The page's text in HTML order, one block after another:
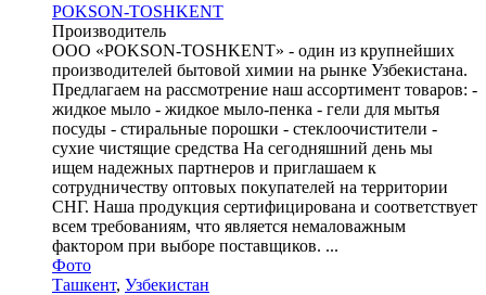
POKSON-TOSHKENT
Производитель
ООО «POKSON-TOSHKENT» - один из крупнейших
производителей бытовой химии на рынке Узбекистана.
Предлагаем на рассмотрение наш ассортимент товаров: -
жидкое мыло - жидкое мыло-пенка - гели для мытья
посуды - стиральные порошки - стеклоочистители -
сухие чистящие средства На сегодняшний день мы
ищем надежных партнеров и приглашаем к
сотрудничеству оптовых покупателей на территории
СНГ. Наша продукция сертифицирована и соответствует
всем требованиям, что является немаловажным
фактором при выборе поставщиков. ...
Фото
Ташкент, Узбекистан